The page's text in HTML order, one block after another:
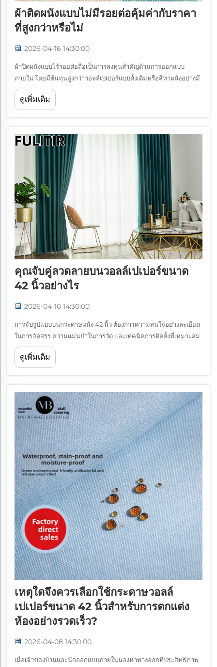
ผ้าติดผนังแบบไม่มีรอยต่อคุ้มค่ากับราคา
ที่สูงกว่าหรือไม่
2026-04-16 14:30:00
ผ้าปิดผนังแบบไร้รอยต่อถือเป็นการลงทุนสำคัญด้านการออกแบบ
ภายใน โดยมีต้นทุนสูงกว่าวอลล์เปเปอร์แบบดั้งเดิมหรือสีทาผนังอย่างมี
นัยสำคัญ โซลูชันการตกแต่งผนังระดับพรีเมียมนี้ได้รับความสนใจอย่าง
มากจากเจ้าของบ้านและนักออกแบบ...
ดูเพิ่มเติม
คุณจับคู่ลวดลายบนวอลล์เปเปอร์ขนาด
42 นิ้วอย่างไร
2026-04-10 14:30:00
การจับรูปแบบบนกระดาษผนัง 42 นิ้ว ต้องการความสนใจอย่างละเอียด
ในการจัดสรร ความแม่นยําในการวัด และเทคนิคการติดตั้งที่เหมาะสม
เพื่อให้ได้ผลงานอย่างมืออาชีพ วอลเปเปอร์ขนาดใหญ่กว่า 42 นิ้ว เป็น
ปัญหาพิเศษ เมื่อเทียบกับสแตน...
ดูเพิ่มเติม
เหตุใดจึงควรเลือกใช้กระดาษวอลล์
เปเปอร์ขนาด 42 นิ้วสำหรับการตกแต่ง
ห้องอย่างรวดเร็ว?
2026-04-08 14:30:00
เมื่อเจ้าของบ้านและนักออกแบบภายในมองหาทางออกที่ประสิทธิภาพ